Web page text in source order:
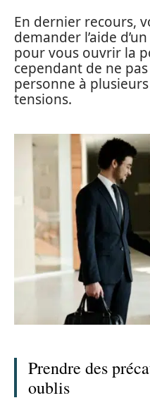
En dernier recours,
demander l’aide
pour vous ouvrir la
cependant de ne
personne à
tensions.
Prendre des
oublis